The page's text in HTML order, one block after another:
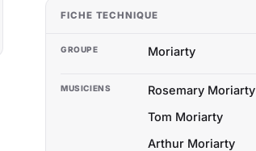
FICHE TECHNIQUE
GROUPE Moriarty
MUSICIENS
Rosemary Moriarty
Tom Moriarty
Arthur Moriarty